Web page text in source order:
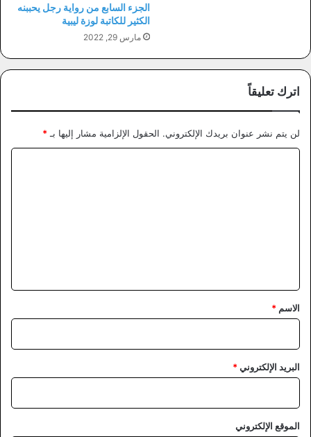
الجزء السابع من رواية رجل يحببنه
الكثير للكاتبة لوزة ليبية
مارس 29, 2022
اترك تعليقاً
لن يتم نشر عنوان بريدك الإلكتروني. الحقول الإلزامية مشار إليها بـ *
*
الاسم *
البريد الإلكتروني*
الموقع الإلكتروني